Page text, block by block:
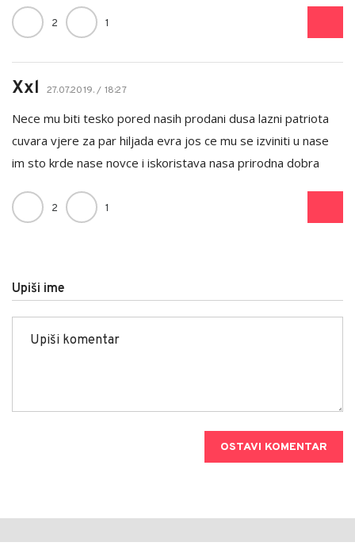
2 1
Xxl 27.07.2019. / 18:27
Nece mu biti tesko pored nasih prodani dusa lazni patriota
cuvara vjere za par hiljada evra jos ce mu se izviniti u nase
im sto krde nase novce i iskoristava nasa prirodna dobra
2 1
Upiši ime
OSTAVI KOMENTAR